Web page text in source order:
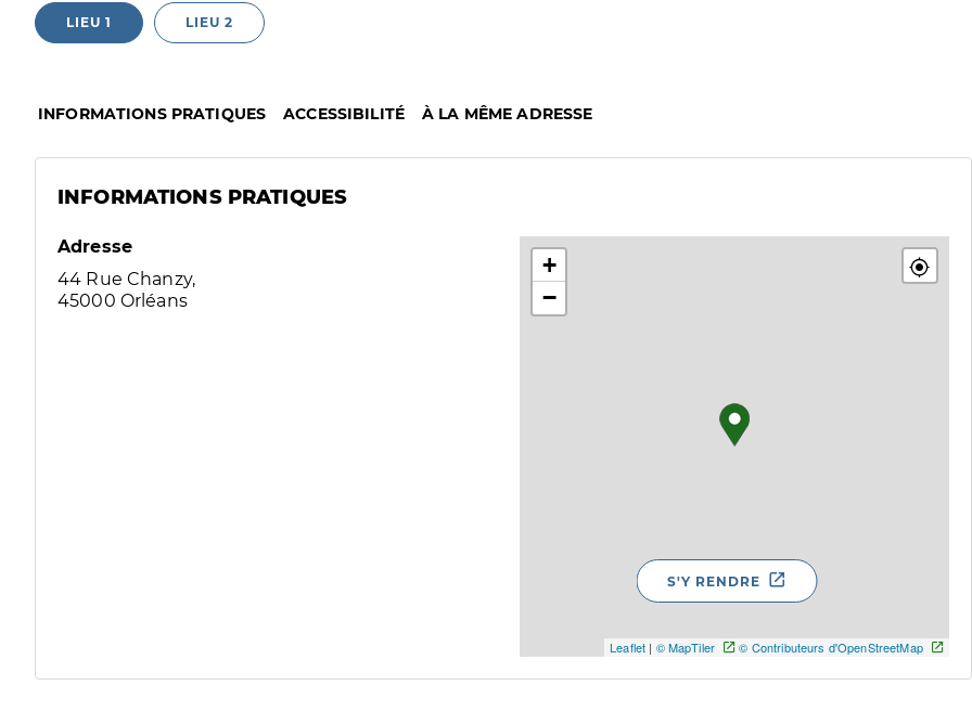
LIEU 1 LIEU 2
INFORMATIONS PRATIQUES ACCESSIBILITÉ À LA MÊME ADRESSE
INFORMATIONS PRATIQUES
Adresse
44 Rue Chanzy,
45000 Orléans
+
−
Leaflet | © MapTiler © Contributeurs d'OpenStreetMap
S'Y RENDRE